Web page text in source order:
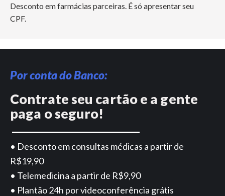
Desconto em farmácias parceiras. É só apresentar seu
CPF.
Por conta do Banco:
Contrate seu cartão e a gente
paga o seguro!
• Desconto em consultas médicas a partir de
R$19,90
• Telemedicina a partir de R$9,90
• Plantão 24h por videoconferência grátis